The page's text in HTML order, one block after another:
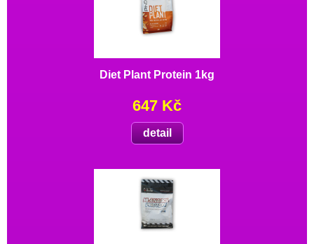
Diet Plant Protein 1kg
647 Kč
detail